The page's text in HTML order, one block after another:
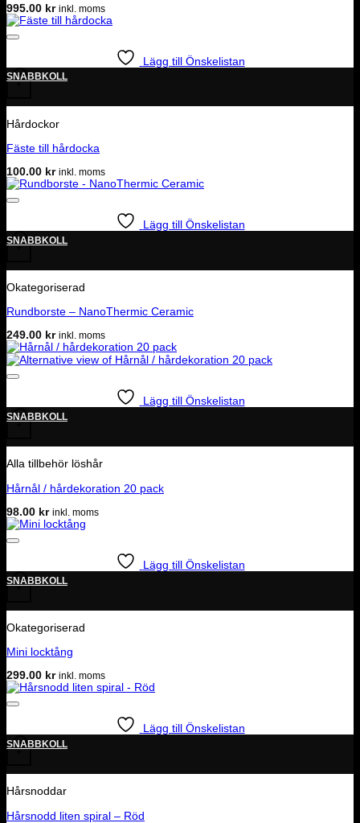
995.00 kr inkl. moms
Lägg till Önskelistan
+
SNABBKOLL
Hårdockor
Fäste till hårdocka
100.00 kr inkl. moms
Lägg till Önskelistan
+
SNABBKOLL
Okategoriserad
Rundborste – NanoThermic Ceramic
249.00 kr inkl. moms
Lägg till Önskelistan
+
SNABBKOLL
Alla tillbehör löshår
Hårnål / hårdekoration 20 pack
98.00 kr inkl. moms
Lägg till Önskelistan
+
SNABBKOLL
Okategoriserad
Mini locktång
299.00 kr inkl. moms
Lägg till Önskelistan
+
SNABBKOLL
Hårsnoddar
Hårsnodd liten spiral – Röd